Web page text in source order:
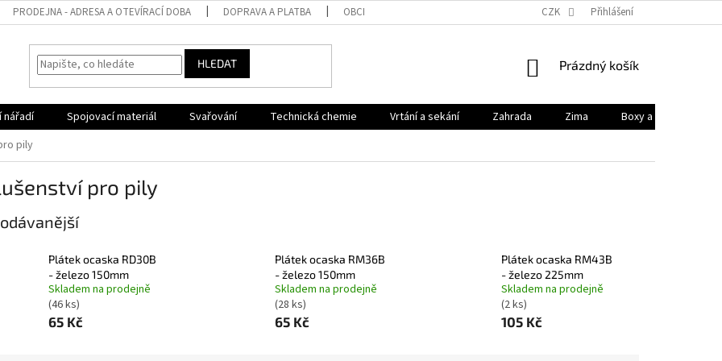
PRODEJNA - ADRESA A OTEVÍRACÍ DOBA DOPRAVA A PLATBA OBCHODNÍ PODMÍNKY PODMÍNKY OCHRANY OSOBNÍCH ÚDAJŮ
CZK Přihlášení
HLEDAT
NÁKUPNÍ
Prázdný košík
nářadí Spojovací materiál Svařování Technická chemie Vrtání a sekání Zahrada Zima Boxy a brašny
pily
pro pily
Plátek ocaska RD30B
- železo 150mm
Skladem na prodejně
(46 ks)
65 Kč
Plátek ocaska RM36B
- železo 150mm
Skladem na prodejně
(28 ks)
65 Kč
Plátek ocaska RM43B
- železo 225mm
Skladem na prodejně
(2 ks)
105 Kč